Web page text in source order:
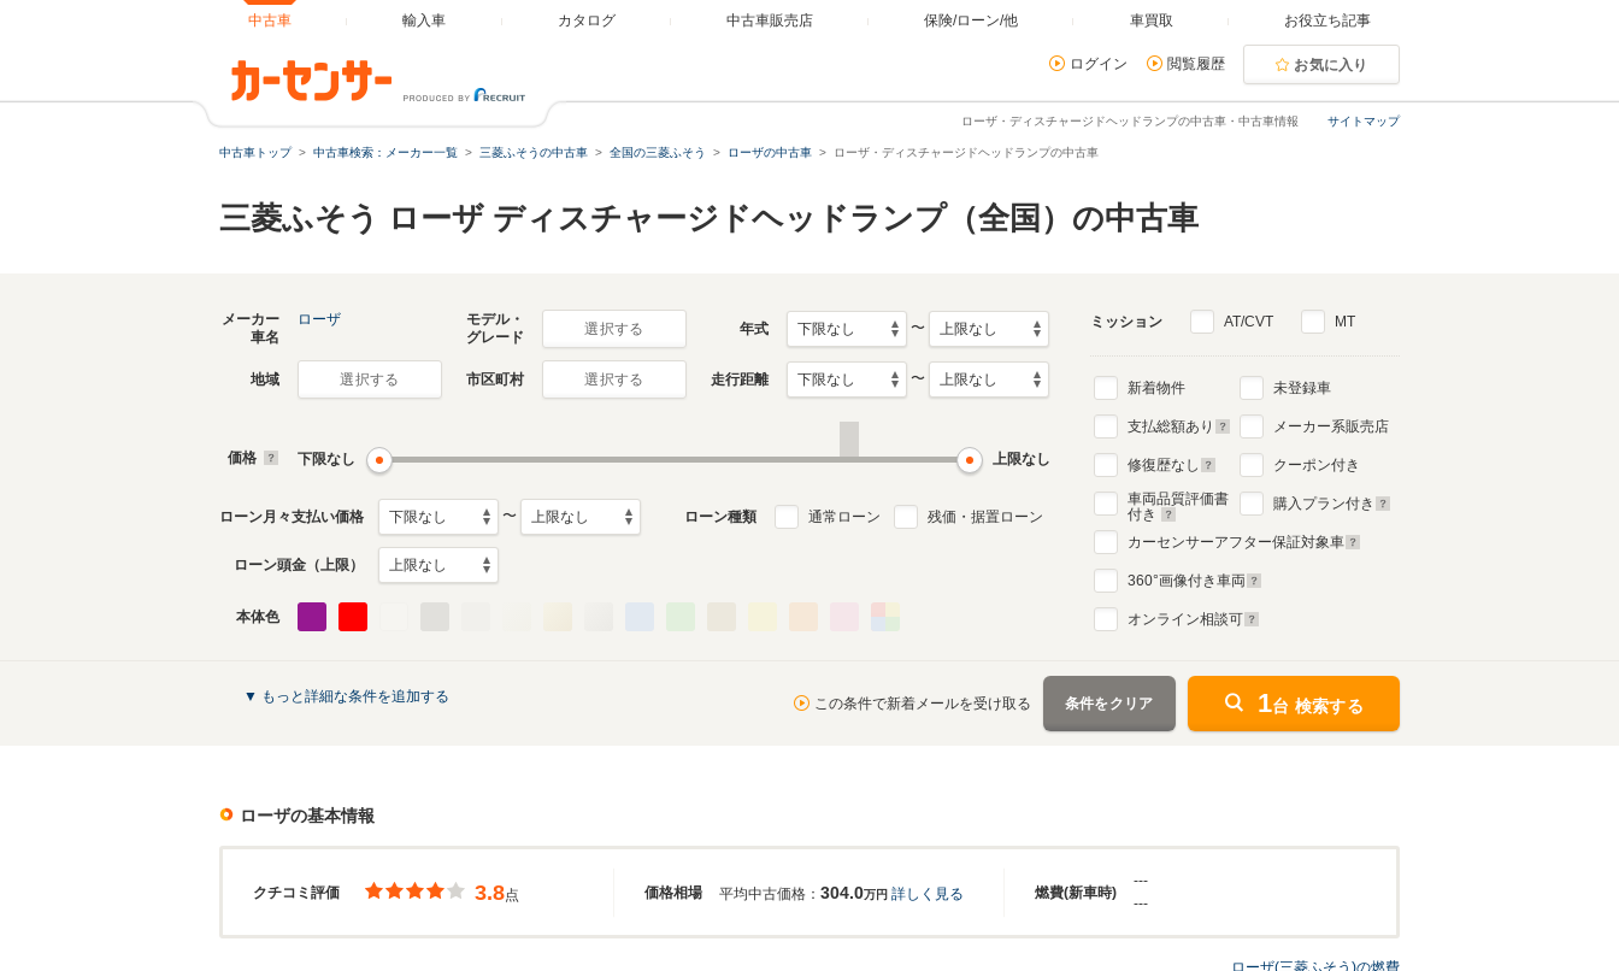
中古車 輸入車 カタログ 中古車販売店 保険/ローン/他 車買取 お役立ち記事
ログイン 閲覧履歴 お気に入り
サイトマップ
ローザ・ディスチャージドヘッドランプの中古車・中古車情報
中古車トップ 中古車検索：メーカー一覧 三菱ふそうの中古車 全国の三菱ふそう ローザの中古車 ローザ・ディスチャージドヘッドランプの中古車
三菱ふそう ローザ ディスチャージドヘッドランプ（全国）の中古車
メーカー
車名
ローザ
モデル・
グレード
選択する 年式 〜
地域 選択する 市区町村 選択する 走行距離 〜
価格 下限なし 上限なし
ローン月々支払い価格 〜 ローン種類 通常ローン 残価・据置ローン
ローン頭金（上限）
本体色
ミッション AT/CVT MT
新着物件
支払総額あり
修復歴なし
車両品質評価書
付き
未登録車
メーカー系販売店
クーポン付き
購入プラン付き
カーセンサーアフター保証対象車
360°画像付き車両
オンライン相談可
▼ もっと詳細な条件を追加する この条件で新着メールを受け取る 条件をクリア 1台 検索する
ローザの基本情報
クチコミ評価 価格相場 燃費(新車時)
3.8点 平均中古価格： 304.0万円 詳しく見る
---
---
ローザ(三菱ふそう)の燃費